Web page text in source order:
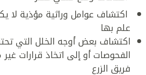
اكتشاف عوامل وراثية مؤذية لا
علم بها
اكتشاف بعض أوجه الخلل التي
الفحوصات أو إلى اتخاذ قرارات
فريق الزرع